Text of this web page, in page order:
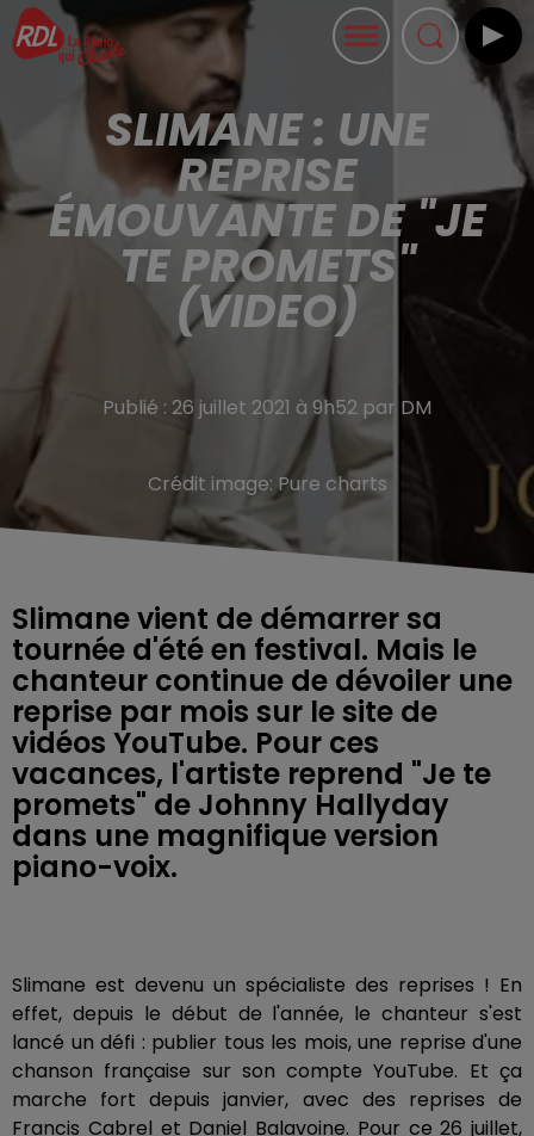
SLIMANE : UNE
REPRISE
ÉMOUVANTE DE "JE
TE PROMETS"
(VIDEO)
Publié : 26 juillet 2021 à 9h52 par DM
Crédit image: Pure charts
Slimane vient de démarrer sa
tournée d'été en festival. Mais le
chanteur continue de dévoiler une
reprise par mois sur le site de
vidéos YouTube. Pour ces
vacances, l'artiste reprend "Je te
promets" de Johnny Hallyday
dans une magnifique version
piano-voix.
Slimane est devenu un spécialiste des reprises ! En
effet, depuis le début de l'année, le chanteur s'est
lancé un défi : publier tous les mois, une reprise d'une
chanson française sur son compte YouTube. Et ça
marche fort depuis janvier, avec des reprises de
Francis Cabrel et Daniel Balavoine. Pour ce 26 juillet,